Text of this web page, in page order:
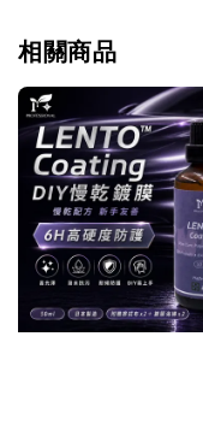
相關商品